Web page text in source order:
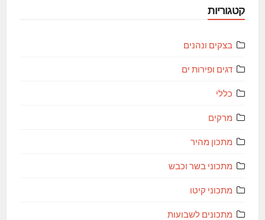
קטגוריות
בצקים ונהנים
דגים ופירות ים
כללי
מרקים
מתכון מהיר
מתכוני בשר וכבש
מתכוני קיטו
מתכונים לשבועות